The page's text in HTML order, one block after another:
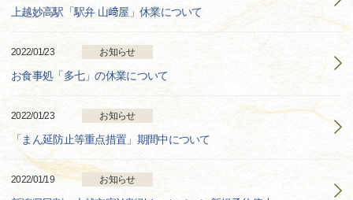
上越妙高駅「駅弁 山﨑屋」休業について
2022/01/23 お知らせ
お食事処「多七」の休業について
2022/01/23 お知らせ
「まん延防止等重点措置」期間中について
2022/01/19 お知らせ